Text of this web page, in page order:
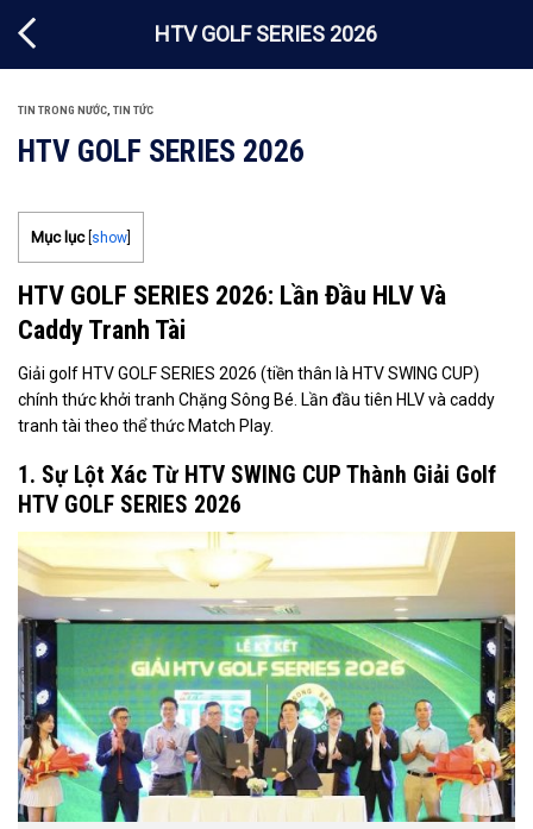
đến
HTV GOLF SERIES 2026
TIN TRONG NƯỚC TIN TỨC
HTV GOLF SERIES 2026
Mục lục show
HTV GOLF SERIES 2026: Lần Đầu HLV Và
Caddy Tranh Tài
Giải golf HTV GOLF SERIES 2026 (tiền thân là HTV SWING CUP)
chính thức khởi tranh Chặng Sông Bé. Lần đầu tiên HLV và caddy
tranh tài theo thể thức Match Play.
1. Sự Lột Xác Từ HTV SWING CUP Thành Giải Golf
HTV GOLF SERIES 2026